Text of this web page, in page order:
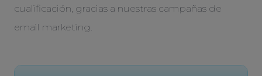
cualificación, gracias a nuestras campañas de
email marketing.